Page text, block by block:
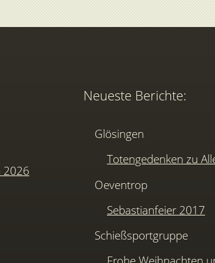
2026
Neueste Berichte:
Glösingen
Totengedenken zu
Oeventrop
Sebastianfeier 2017
Schießsportgruppe